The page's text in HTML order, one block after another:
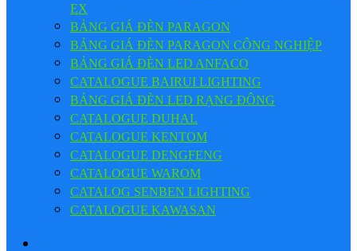
EX
BẢNG GIÁ ĐÈN PARAGON
BẢNG GIÁ ĐÈN PARAGON CÔNG NGHIỆP
BẢNG GIÁ ĐÈN LED ANFACO
CATALOGUE BAIRUI LIGHTING
BẢNG GIÁ ĐÈN LED RẠNG ĐÔNG
CATALOGUE DUHAL
CATALOGUE KENTOM
CATALOGUE DENGFENG
CATALOGUE WAROM
CATALOG SENBEN LIGHTING
CATALOGUE KAWASAN